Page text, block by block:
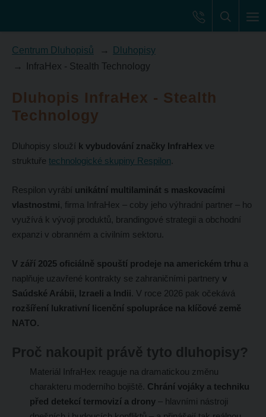
Centrum Dluhopisů
Dluhopisy
InfraHex - Stealth Technology
Dluhopis InfraHex - Stealth
Technology
Dluhopisy slouží k vybudování značky InfraHex ve
struktuře technologické skupiny Respilon.
Respilon vyrábí unikátní multilaminát s maskovacími
vlastnostmi, firma InfraHex – coby jeho výhradní partner – ho
využívá k vývoji produktů, brandingové strategii a obchodní
expanzi v obranném a civilním sektoru.
V září 2025 oficiálně spouští prodeje na americkém trhu a
naplňuje uzavřené kontrakty se zahraničními partnery v
Saúdské Arábii, Izraeli a Indii. V roce 2026 pak očekává
rozšíření lukrativní licenční spolupráce na klíčové země
NATO.
Proč nakoupit právě tyto dluhopisy?
Materiál InfraHex reaguje na dramatickou změnu
charakteru moderního bojiště. Chrání vojáky a techniku
před detekcí termovizí a drony– hlavními nástroji